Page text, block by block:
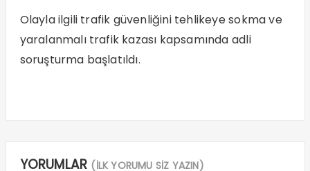
Olayla ilgili trafik güvenliğini tehlikeye sokma ve
yaralanmalı trafik kazası kapsamında adli
soruşturma başlatıldı.
YORUMLAR (İLK YORUMU SİZ YAZIN)